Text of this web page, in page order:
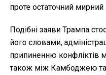
проте остаточний
Подібні заяви Трампа
його словами,
припиненню конфліктів
також між Камбоджею та